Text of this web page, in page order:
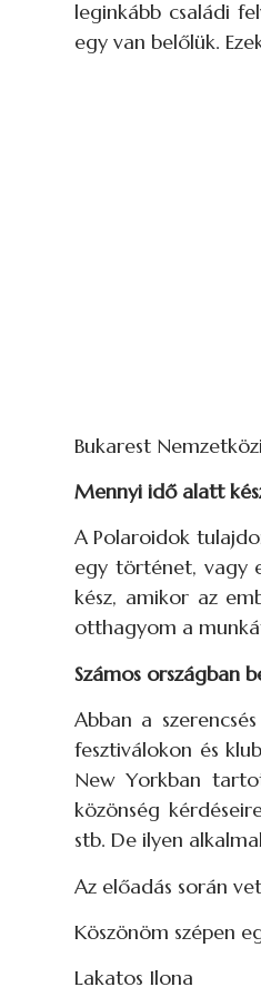
leginkább családi
egy van belőlük.
Bukarest
Mennyi idő alatt
A Polaroidok
egy történet, vagy
kész, amikor az
otthagyom a
Számos országban
Abban a
fesztiválokon és
New Yorkban
közönség
stb. De ilyen
Az előadás során
Köszönöm szépen
Lakatos Ilona